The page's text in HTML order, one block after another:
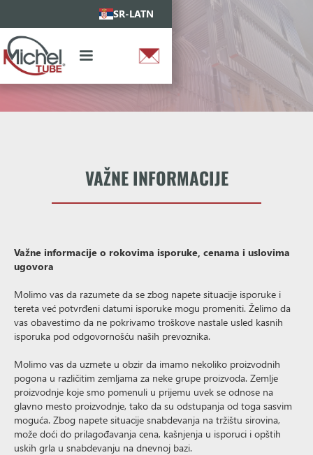
SR-LATN
VAŽNE INFORMACIJE
Važne informacije o rokovima isporuke, cenama i uslovima
ugovora
Molimo vas da razumete da se zbog napete situacije isporuke i
tereta već potvrđeni datumi isporuke mogu promeniti. Želimo da
vas obavestimo da ne pokrivamo troškove nastale usled kasnih
isporuka pod odgovornošću naših prevoznika.
Molimo vas da uzmete u obzir da imamo nekoliko proizvodnih
pogona u različitim zemljama za neke grupe proizvoda. Zemlje
proizvodnje koje smo pomenuli u prijemu uvek se odnose na
glavno mesto proizvodnje, tako da su odstupanja od toga sasvim
moguća. Zbog napete situacije snabdevanja na tržištu sirovina,
može doći do prilagođavanja cena, kašnjenja u isporuci i opštih
uskih grla u snabdevanju na dnevnoj bazi.